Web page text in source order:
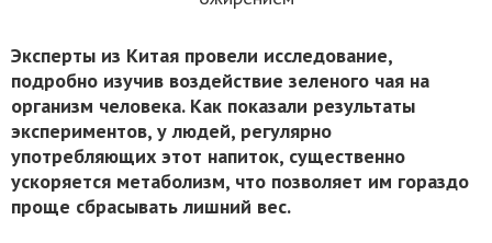
Эксперты из Китая провели исследование,
подробно изучив воздействие зеленого чая на
организм человека. Как показали результаты
экспериментов, у людей, регулярно
употребляющих этот напиток, существенно
ускоряется метаболизм, что позволяет им гораздо
проще сбрасывать лишний вес.